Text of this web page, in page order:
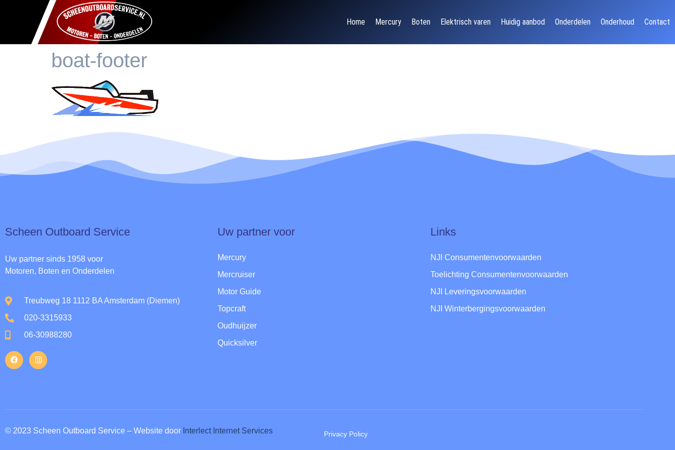
Home Mercury Boten Elektrisch varen Huidig aanbod Onderdelen Onderhoud Contact
boat-footer
Scheen Outboard Service​
Uw partner sinds 1958 voor
Motoren, Boten en Onderdelen
Treubweg 18 1112 BA Amsterdam (Diemen)
020-3315933
06-30988280
Uw partner voor
Mercury
Mercruiser
Motor Guide
Topcraft
Oudhuijzer
Quicksilver
Links
NJI Consumentenvoorwaarden
Toelichting Consumentenvoorwaarden
NJI Leveringsvoorwaarden
NJI Winterbergingsvoorwaarden
© 2023 Scheen Outboard Service – Website door Interlect Internet Services Privacy Policy